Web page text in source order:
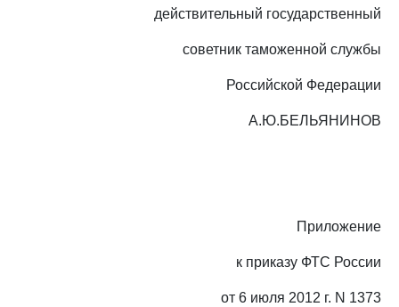
действительный государственный
советник таможенной службы
Российской Федерации
А.Ю.БЕЛЬЯНИНОВ
Приложение
к приказу ФТС России
от 6 июля 2012 г. N 1373